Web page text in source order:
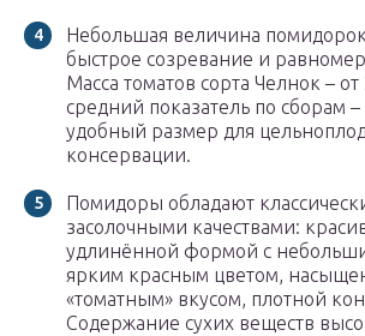
Небольшая величина
быстрое созревание и
Масса томатов сорта Челнок – от
средний показатель по сборам –
удобный размер для
консервации.
Помидоры обладают
засолочными качествами:
удлинённой формой с
ярким красным цветом,
«томатным» вкусом, плотной
Содержание сухих веществ